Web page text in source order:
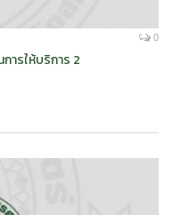
0
ารให้บริการ 2